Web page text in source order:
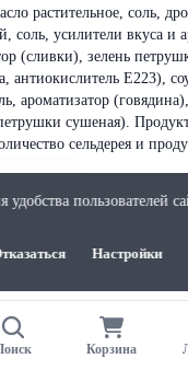
растительное, соль,
соль, усилители вкуса и
(сливки), зелень
антиокислитель Е223),
ароматизатор
сушеная).
сельдерея и
Корзина
удобства пользователей
Настройки